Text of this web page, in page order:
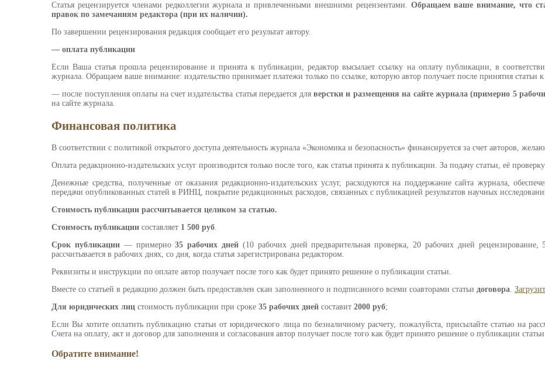
Статья рецензируется членами редколлегии журнала и привлеченными внешними рецензентами. Обращаем ваше внимание, что
правок по замечаниям редактора (при их наличии).
По завершении рецензирования редакция сообщает его результат автору.
— оплата публикации
Если Ваша статья прошла рецензирование и принята к публикации, редактор высылает ссылку на оплату публикации, в
журнала. Обращаем ваше внимание: издательство принимает платежи только по ссылке, которую автор получает после принятия статьи
— после поступления оплаты на счет издательства статья передается для верстки и размещения на сайте журнала (примерно 5
на сайте журнала.
Финансовая политика
В соответствии с политикой открытого доступа деятельность журнала «Экономика и безопасность» финансируется за счет авторов,
Оплата редакционно-издательских услуг производится только после того, как статья принята к публикации. За подачу статьи, её
Денежные средства, полученные от оказания редакционно-издательских услуг, расходуются на поддержание сайта журнала,
передачи опубликованных статей в РИНЦ, покрытие редакционных расходов, связанных с публикацией результатов научных
Стоимость публикации рассчитывается целиком за статью.
Стоимость публикации составляет 1 500 руб
Срок публикации— примерно35 рабочих дней (10 рабочих дней предварительная проверка, 20 рабочих дней
рассчитывается в рабочих днях, со дня, когда статья зарегистрирована редактором.
Реквизиты и инструкции по оплате автор получает после того как будет принято решение о публикации статьи.
Вместе со статьей в редакцию должен быть предоставлен скан заполненного и подписанного всеми соавторами статьи договора
Для юридических лиц стоимость публикации при сроке 35 рабочих дней составит 2000 руб;
Если Вы хотите оплатить публикацию статьи от юридического лица по безналичному расчету, пожалуйста, присылайте статью на
Счета на оплату, акт и договор для заполнения и согласования автор получает после того как будет принято решение о публикации статьи.
Обратите внимание!